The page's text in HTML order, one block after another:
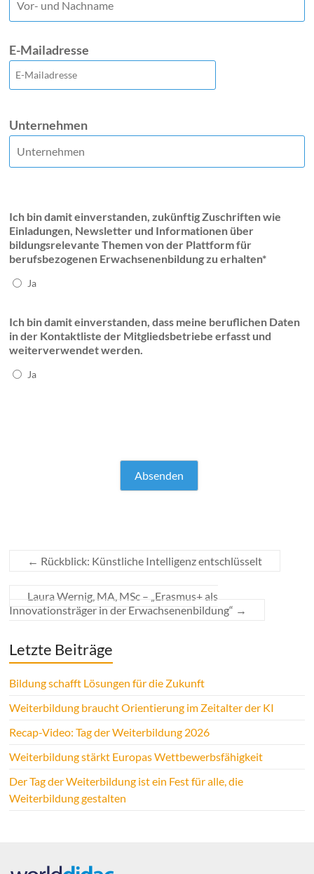
E-Mailadresse
Unternehmen
Ich bin damit einverstanden, zukünftig Zuschriften wie
Einladungen, Newsletter und Informationen über
bildungsrelevante Themen von der Plattform für
berufsbezogenen Erwachsenenbildung zu erhalten*
Ja
Ich bin damit einverstanden, dass meine beruflichen Daten
in der Kontaktliste der Mitgliedsbetriebe erfasst und
weiterverwendet werden.
Ja
← Rückblick: Künstliche Intelligenz entschlüsselt
Laura Wernig, MA, MSc – „Erasmus+ als
Innovationsträger in der Erwachsenenbildung“ →
Letzte Beiträge
Bildung schafft Lösungen für die Zukunft
Weiterbildung braucht Orientierung im Zeitalter der KI
Recap-Video: Tag der Weiterbildung 2026
Weiterbildung stärkt Europas Wettbewerbsfähigkeit
Der Tag der Weiterbildung ist ein Fest für alle, die
Weiterbildung gestalten